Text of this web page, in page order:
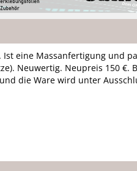
Ist eine Massanfertigung und
Neuwertig. Neupreis 150 €.
die Ware wird unter